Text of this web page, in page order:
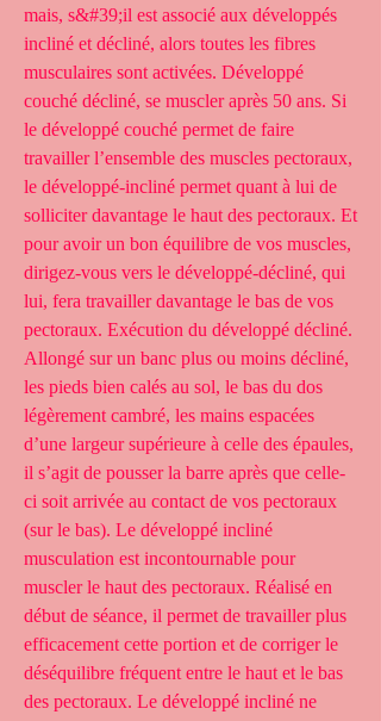
mais, s&#39;il est associé aux développés
incliné et décliné, alors toutes les fibres
musculaires sont activées. Développé
couché décliné, se muscler après 50 ans. Si
le développé couché permet de faire
travailler l’ensemble des muscles pectoraux,
le développé-incliné permet quant à lui de
solliciter davantage le haut des pectoraux. Et
pour avoir un bon équilibre de vos muscles,
dirigez-vous vers le développé-décliné, qui
lui, fera travailler davantage le bas de vos
pectoraux. Exécution du développé décliné.
Allongé sur un banc plus ou moins décliné,
les pieds bien calés au sol, le bas du dos
légèrement cambré, les mains espacées
d’une largeur supérieure à celle des épaules,
il s’agit de pousser la barre après que celle-
ci soit arrivée au contact de vos pectoraux
(sur le bas). Le développé incliné
musculation est incontournable pour
muscler le haut des pectoraux. Réalisé en
début de séance, il permet de travailler plus
efficacement cette portion et de corriger le
déséquilibre fréquent entre le haut et le bas
des pectoraux. Le développé incliné ne